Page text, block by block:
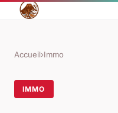
Accueil›Immo
IMMO